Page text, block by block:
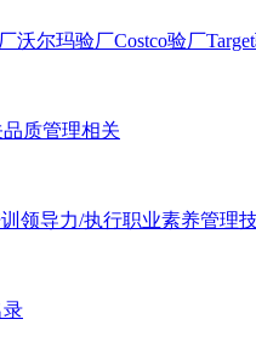
沃尔玛验厂Costco验厂
品质管理相关
领导力/执行职业素养管理
录